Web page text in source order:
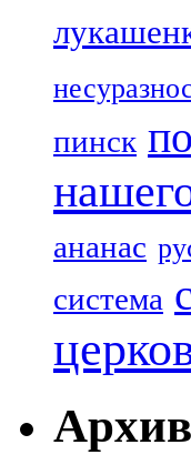
пинск
ананас
система